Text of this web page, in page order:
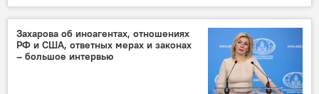
Азербайджан
ЖИЗНЬ
Захарова об иноагентах, отношениях
РФ и США, ответных мерах и законах
– большое интервью